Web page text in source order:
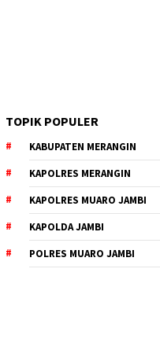
TOPIK POPULER
KABUPATEN MERANGIN
KAPOLRES MERANGIN
KAPOLRES MUARO JAMBI
KAPOLDA JAMBI
POLRES MUARO JAMBI